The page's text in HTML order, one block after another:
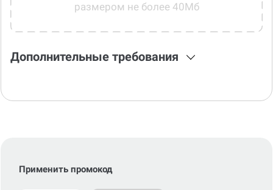
размером не более 40Мб
Дополнительные требования
Применить промокод